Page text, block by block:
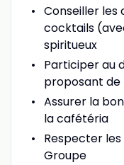
Conseiller les
cocktails
spiritueux
Participer au
proposant de
Assurer la
la cafétéria
Respecter les
Groupe